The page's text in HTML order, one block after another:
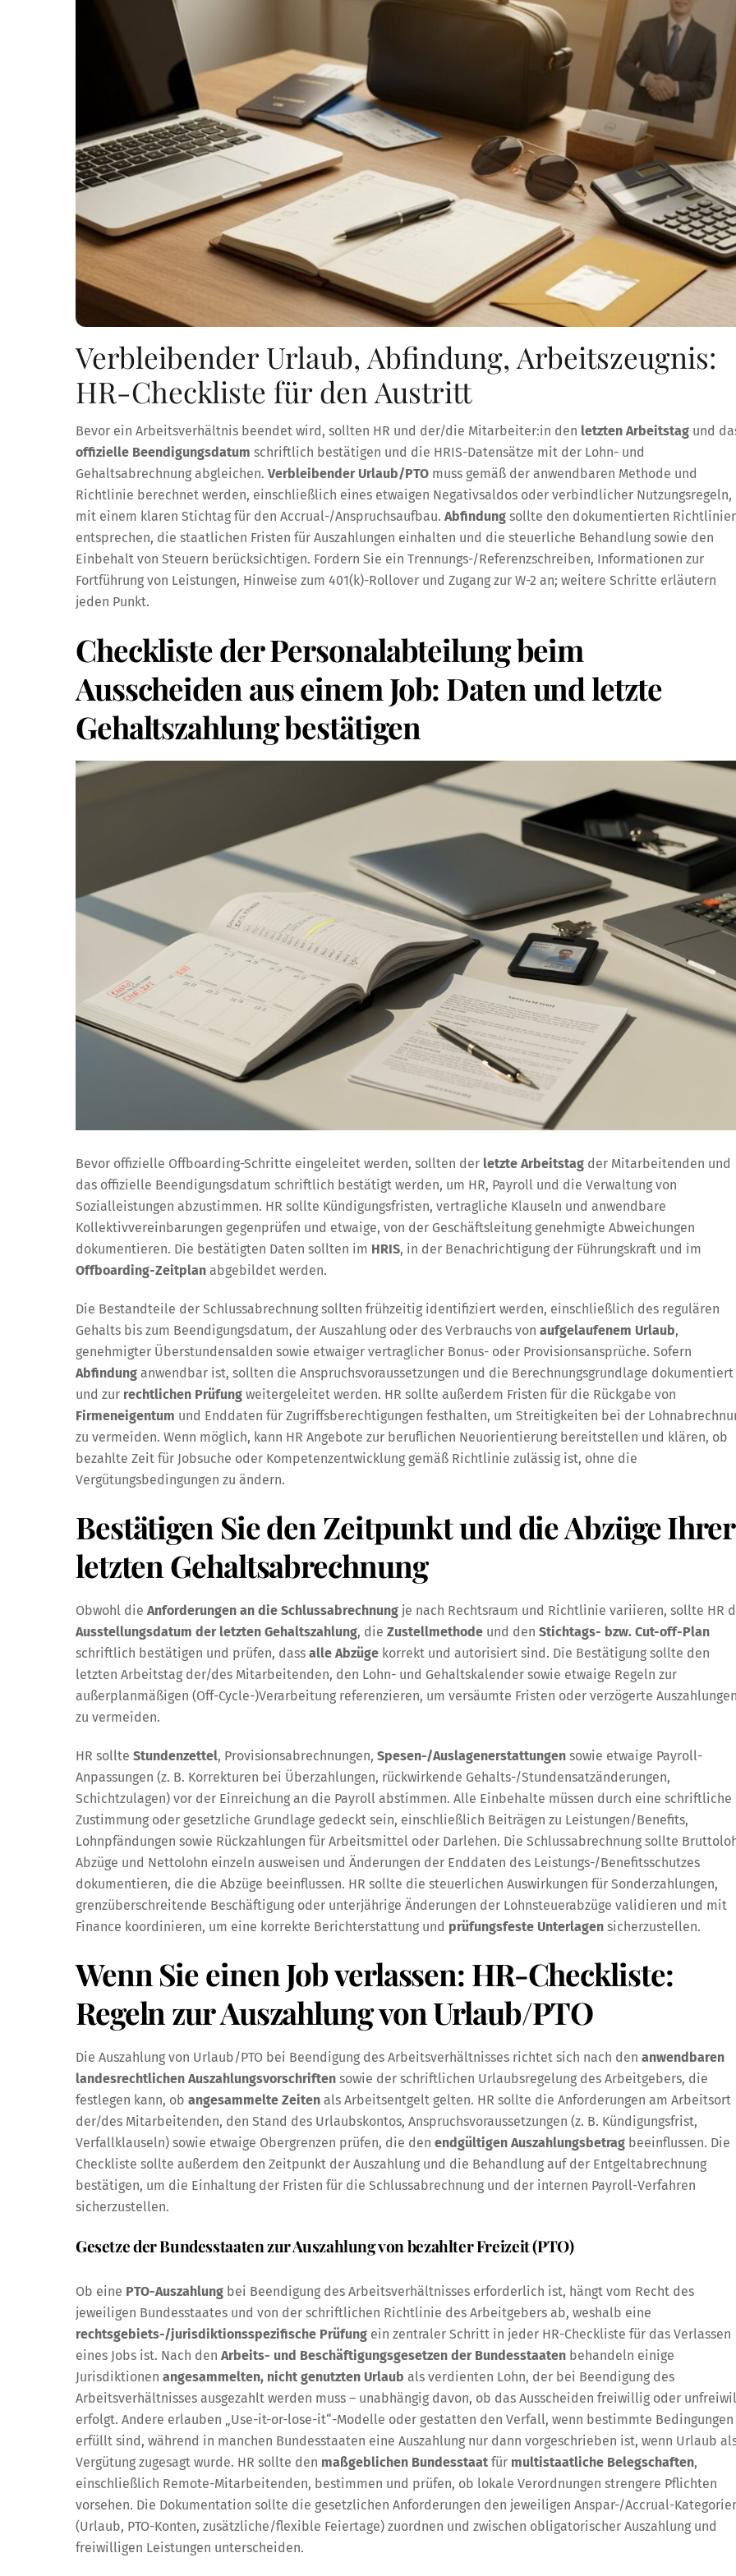
Verbleibender Urlaub, Abfindung, Arbeitszeugnis:
HR-Checkliste für den Austritt
Bevor ein Arbeitsverhältnis beendet wird, sollten HR und der/die Mitarbeiter:in den letzten Arbeitstag und
offizielle Beendigungsdatum schriftlich bestätigen und die HRIS-Datensätze mit der Lohn- und
Gehaltsabrechnung abgleichen. Verbleibender Urlaub/PTO muss gemäß der anwendbaren Methode und
Richtlinie berechnet werden, einschließlich eines etwaigen Negativsaldos oder verbindlicher Nutzungsregeln,
mit einem klaren Stichtag für den Accrual-/Anspruchsaufbau. Abfindung sollte den dokumentierten
entsprechen, die staatlichen Fristen für Auszahlungen einhalten und die steuerliche Behandlung sowie den
Einbehalt von Steuern berücksichtigen. Fordern Sie ein Trennungs-/Referenzschreiben, Informationen zur
Fortführung von Leistungen, Hinweise zum 401(k)-Rollover und Zugang zur W-2 an; weitere Schritte erläutern
jeden Punkt.
Checkliste der Personalabteilung beim
Ausscheiden aus einem Job: Daten und letzte
Gehaltszahlung bestätigen
Bevor offizielle Offboarding-Schritte eingeleitet werden, sollten der letzte Arbeitstag der Mitarbeitenden und
das offizielle Beendigungsdatum schriftlich bestätigt werden, um HR, Payroll und die Verwaltung von
Sozialleistungen abzustimmen. HR sollte Kündigungsfristen, vertragliche Klauseln und anwendbare
Kollektivvereinbarungen gegenprüfen und etwaige, von der Geschäftsleitung genehmigte Abweichungen
dokumentieren. Die bestätigten Daten sollten im HRIS, in der Benachrichtigung der Führungskraft und im
Offboarding-Zeitplan abgebildet werden.
Die Bestandteile der Schlussabrechnung sollten frühzeitig identifiziert werden, einschließlich des regulären
Gehalts bis zum Beendigungsdatum, der Auszahlung oder des Verbrauchs von aufgelaufenem Urlaub,
genehmigter Überstundensalden sowie etwaiger vertraglicher Bonus- oder Provisionsansprüche. Sofern
Abfindung anwendbar ist, sollten die Anspruchsvoraussetzungen und die Berechnungsgrundlage dokumentiert
und zur rechtlichen Prüfung weitergeleitet werden. HR sollte außerdem Fristen für die Rückgabe von
Firmeneigentum und Enddaten für Zugriffsberechtigungen festhalten, um Streitigkeiten bei der
zu vermeiden. Wenn möglich, kann HR Angebote zur beruflichen Neuorientierung bereitstellen und klären, ob
bezahlte Zeit für Jobsuche oder Kompetenzentwicklung gemäß Richtlinie zulässig ist, ohne die
Vergütungsbedingungen zu ändern.
Bestätigen Sie den Zeitpunkt und die Abzüge Ihrer
letzten Gehaltsabrechnung
Obwohl die Anforderungen an die Schlussabrechnung je nach Rechtsraum und Richtlinie variieren, sollte HR
Ausstellungsdatum der letzten Gehaltszahlung, die Zustellmethode und den Stichtags- bzw. Cut-off-Plan
schriftlich bestätigen und prüfen, dass alle Abzüge korrekt und autorisiert sind. Die Bestätigung sollte den
letzten Arbeitstag der/des Mitarbeitenden, den Lohn- und Gehaltskalender sowie etwaige Regeln zur
außerplanmäßigen (Off-Cycle-)Verarbeitung referenzieren, um versäumte Fristen oder verzögerte
zu vermeiden.
HR sollte Stundenzettel, Provisionsabrechnungen, Spesen-/Auslagenerstattungen sowie etwaige Payroll-
Anpassungen (z. B. Korrekturen bei Überzahlungen, rückwirkende Gehalts-/Stundensatzänderungen,
Schichtzulagen) vor der Einreichung an die Payroll abstimmen. Alle Einbehalte müssen durch eine schriftliche
Zustimmung oder gesetzliche Grundlage gedeckt sein, einschließlich Beiträgen zu Leistungen/Benefits,
Lohnpfändungen sowie Rückzahlungen für Arbeitsmittel oder Darlehen. Die Schlussabrechnung sollte
Abzüge und Nettolohn einzeln ausweisen und Änderungen der Enddaten des Leistungs-/Benefitsschutzes
dokumentieren, die die Abzüge beeinflussen. HR sollte die steuerlichen Auswirkungen für Sonderzahlungen,
grenzüberschreitende Beschäftigung oder unterjährige Änderungen der Lohnsteuerabzüge validieren und mit
Finance koordinieren, um eine korrekte Berichterstattung und prüfungsfeste Unterlagen sicherzustellen.
Wenn Sie einen Job verlassen: HR-Checkliste:
Regeln zur Auszahlung von Urlaub/PTO
Die Auszahlung von Urlaub/PTO bei Beendigung des Arbeitsverhältnisses richtet sich nach den anwendbaren
landesrechtlichen Auszahlungsvorschriften sowie der schriftlichen Urlaubsregelung des Arbeitgebers, die
festlegen kann, ob angesammelte Zeiten als Arbeitsentgelt gelten. HR sollte die Anforderungen am Arbeitsort
der/des Mitarbeitenden, den Stand des Urlaubskontos, Anspruchsvoraussetzungen (z. B. Kündigungsfrist,
Verfallklauseln) sowie etwaige Obergrenzen prüfen, die den endgültigen Auszahlungsbetrag beeinflussen. Die
Checkliste sollte außerdem den Zeitpunkt der Auszahlung und die Behandlung auf der Entgeltabrechnung
bestätigen, um die Einhaltung der Fristen für die Schlussabrechnung und der internen Payroll-Verfahren
sicherzustellen.
Gesetze der Bundesstaaten zur Auszahlung von bezahlter Freizeit (PTO)
Ob eine PTO-Auszahlung bei Beendigung des Arbeitsverhältnisses erforderlich ist, hängt vom Recht des
jeweiligen Bundesstaates und von der schriftlichen Richtlinie des Arbeitgebers ab, weshalb eine
rechtsgebiets-/jurisdiktionsspezifische Prüfung ein zentraler Schritt in jeder HR-Checkliste für das Verlassen
eines Jobs ist. Nach den Arbeits- und Beschäftigungsgesetzen der Bundesstaaten behandeln einige
Jurisdiktionen angesammelten, nicht genutzten Urlaub als verdienten Lohn, der bei Beendigung des
Arbeitsverhältnisses ausgezahlt werden muss – unabhängig davon, ob das Ausscheiden freiwillig oder
erfolgt. Andere erlauben „Use-it-or-lose-it“-Modelle oder gestatten den Verfall, wenn bestimmte Bedingungen
erfüllt sind, während in manchen Bundesstaaten eine Auszahlung nur dann vorgeschrieben ist, wenn Urlaub
Vergütung zugesagt wurde. HR sollte den maßgeblichen Bundesstaat für multistaatliche Belegschaften,
einschließlich Remote-Mitarbeitenden, bestimmen und prüfen, ob lokale Verordnungen strengere Pflichten
vorsehen. Die Dokumentation sollte die gesetzlichen Anforderungen den jeweiligen Anspar-/Accrual-
(Urlaub, PTO-Konten, zusätzliche/flexible Feiertage) zuordnen und zwischen obligatorischer Auszahlung und
freiwilligen Leistungen unterscheiden.